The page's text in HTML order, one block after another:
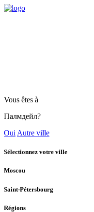
Vous êtes à
Палмдейл?
Oui Autre ville
Sélectionnez votre ville
Moscou
Saint-Pétersbourg
Régions